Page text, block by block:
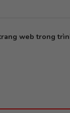
web trong